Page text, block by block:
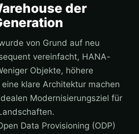
der
von Grund auf neu
vereinfacht, HANA-
Objekte, höhere
klare Architektur machen
Modernisierungsziel für
Data Provisioning (ODP)